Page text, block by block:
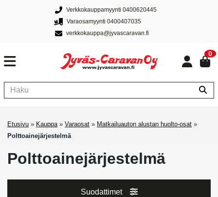
Verkkokauppamyynti 0400620445
Varaosamyynti 0400407035
verkkokauppa@jyvascaravan.fi
0
Etusivu » Kauppa» Varaosat » Matkailuauton alustan huolto-osat »
Polttoainejärjestelmä
Polttoainejärjestelmä
Suodattimet